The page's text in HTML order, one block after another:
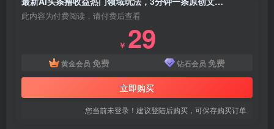
此内容为付费阅读，请付费后查看
￥ 29
黄金会员 免费 钻石会员 免费
立即购买
您当前未登录！建议登陆后购买，可保存购买订单